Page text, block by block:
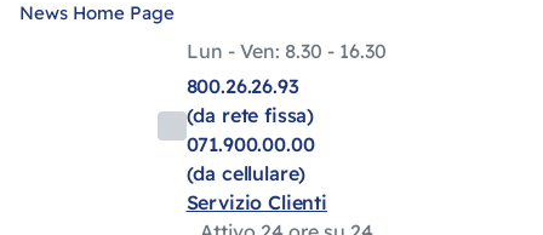
News Home Page
Lun - Ven: 8.30 - 16.30
800.26.26.93
(da rete fissa)
071.900.00.00
(da cellulare)
Servizio Clienti